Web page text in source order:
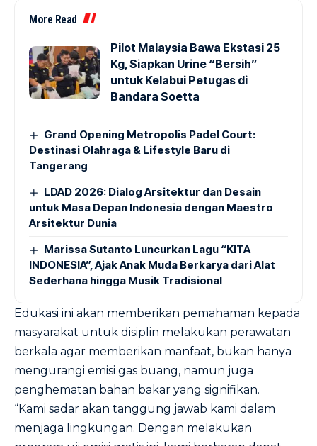
More Read
Pilot Malaysia Bawa Ekstasi 25
Kg, Siapkan Urine “Bersih”
untuk Kelabui Petugas di
Bandara Soetta
Grand Opening Metropolis Padel Court:
Destinasi Olahraga & Lifestyle Baru di
Tangerang
LDAD 2026: Dialog Arsitektur dan Desain
untuk Masa Depan Indonesia dengan Maestro
Arsitektur Dunia
Marissa Sutanto Luncurkan Lagu “KITA
INDONESIA”, Ajak Anak Muda Berkarya dari Alat
Sederhana hingga Musik Tradisional
Edukasi ini akan memberikan pemahaman kepada
masyarakat untuk disiplin melakukan perawatan
berkala agar memberikan manfaat, bukan hanya
mengurangi emisi gas buang, namun juga
penghematan bahan bakar yang signifikan.
“Kami sadar akan tanggung jawab kami dalam
menjaga lingkungan. Dengan melakukan